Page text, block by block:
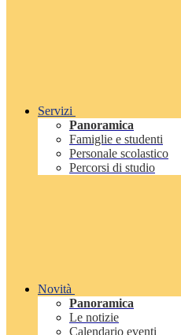
Servizi
Panoramica
Famiglie e studenti
Personale scolastico
Percorsi di studio
Novità
Panoramica
Le notizie
Calendario eventi